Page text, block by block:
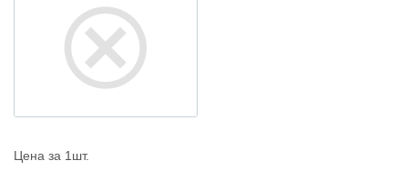
Цена за 1шт.